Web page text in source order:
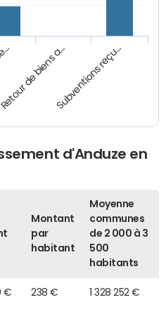
de biens a…Subventions reçu…
d'Anduze en
Montant
par
habitant
Moyenne
communes
de 2 000 à 3
500
habitants
€ 238 € 1 328 252 €